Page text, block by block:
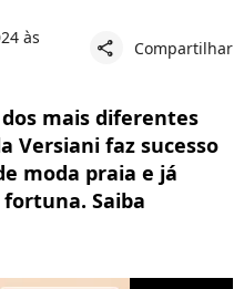
às
share Compartilhar
mais diferentes
Versiani faz sucesso
moda praia e já
Saiba